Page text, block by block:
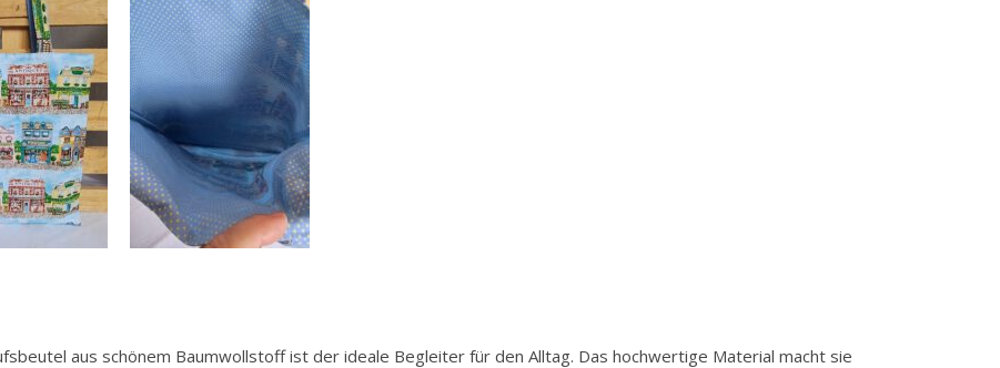
aus schönem Baumwollstoff ist der ideale Begleiter für den Alltag. Das hochwertige Material macht sie